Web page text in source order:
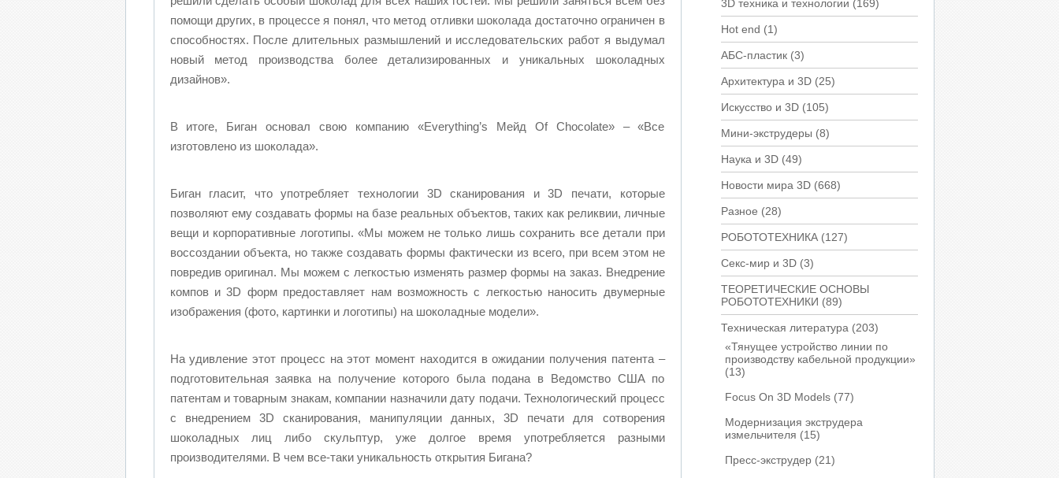
помощи других, в процессе я понял, что метод отливки шоколада достаточно ограничен в
способностях. После длительных размышлений и исследовательских работ я выдумал
новый метод производства более детализированных и уникальных шоколадных
дизайнов».
В итоге, Биган основал свою компанию «Everything’s Мейд Of Chocolate» – «Все
изготовлено из шоколада».
Биган гласит, что употребляет технологии 3D сканирования и 3D печати, которые
позволяют ему создавать формы на базе реальных объектов, таких как реликвии, личные
вещи и корпоративные логотипы. «Мы можем не только лишь сохранить все детали при
воссоздании объекта, но также создавать формы фактически из всего, при всем этом не
повредив оригинал. Мы можем с легкостью изменять размер формы на заказ. Внедрение
компов и 3D форм предоставляет нам возможность с легкостью наносить двумерные
изображения (фото, картинки и логотипы) на шоколадные модели».
На удивление этот процесс на этот момент находится в ожидании получения патента –
подготовительная заявка на получение которого была подана в Ведомство США по
патентам и товарным знакам, компании назначили дату подачи. Технологический процесс
с внедрением 3D сканирования, манипуляции данных, 3D печати для сотворения
шоколадных лиц либо скульптур, уже долгое время употребляется разными
производителями. В чем все-таки уникальность открытия Бигана?
3D техника и технологии (169)
Hot end (1)
АБС-пластик(3)
Архитектура и 3D(25)
Искусство и 3D(105)
Мини-экструдеры (8)
Наука и 3D(49)
Новости мира 3D(668)
Разное (28)
РОБОТОТЕХНИКА(127)
Секс-мир и 3D(3)
ТЕОРЕТИЧЕСКИЕ ОСНОВЫ
РОБОТОТЕХНИКИ (89)
Техническая литература (203)
«Тянущее устройство линии по
производству кабельной продукции»
(13)
Focus On 3D Models(77)
Модернизация экструдера
измельчителя (15)
Пресс-экструдер(21)